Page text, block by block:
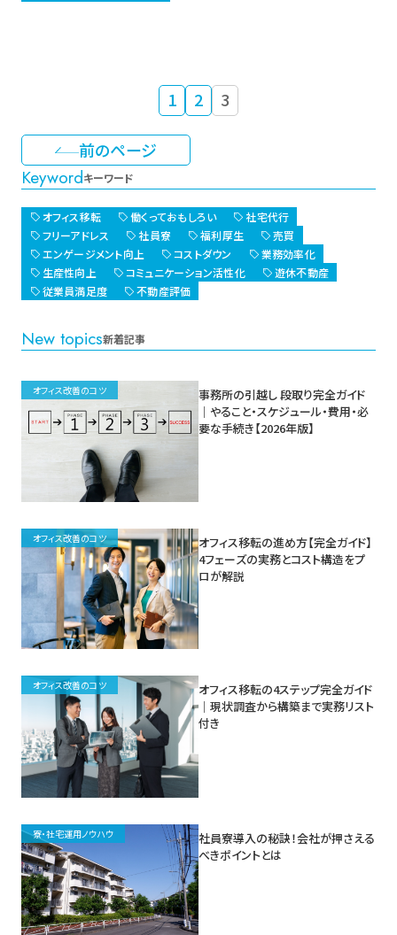
前のページ
1 2 3
Keywordキーワード
オフィス移転 働くっておもしろい
社宅代行
フリーアドレス
社員寮 福利厚生
売買
エンゲージメント向上
コストダウン
業務効率化
生産性向上
コミュニケーション活性化
遊休不動産
従業員満足度
不動産評価
New topics新着記事
オフィス改善のコツ
事務所の引越し 段取り完全ガイド
｜やること・スケジュール・費用・必
要な手続き【2026年版】
オフィス改善のコツ
オフィス移転の進め方【完全ガイド】
4フェーズの実務とコスト構造をプ
ロが解説
オフィス改善のコツ
オフィス移転の4ステップ完全ガイド
｜現状調査から構築まで実務リスト
付き
寮・社宅運用ノウハウ
社員寮導入の秘訣！会社が押さえる
べきポイントとは